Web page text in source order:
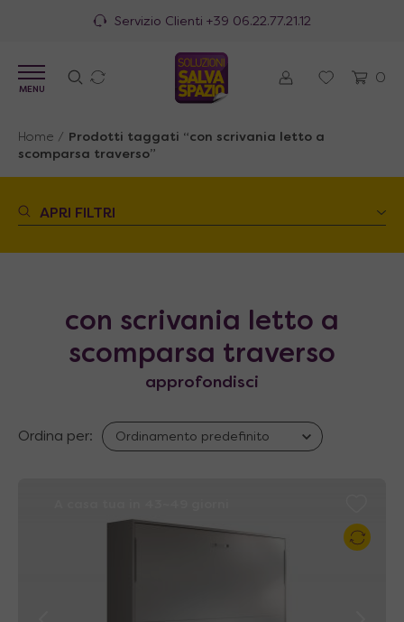
Servizio Clienti +39 06.22.77.21.12
0
MENU
Home /
Prodotti taggati “con scrivania letto a
scomparsa traverso”
APRI FILTRI
con scrivania letto a
scomparsa traverso
approfondisci
Ordina per: